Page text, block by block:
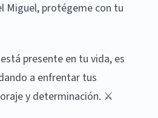
Miguel, protégeme con tu
presente en tu vida, es
a enfrentar tus
y determinación. ⚔️